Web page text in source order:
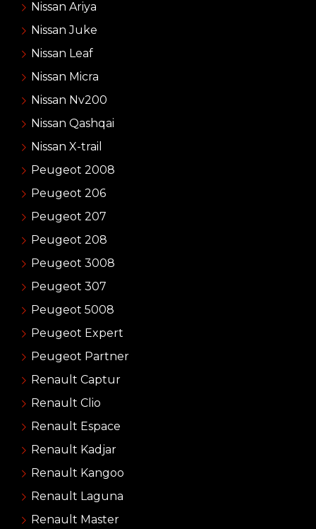
Nissan Ariya
Nissan Juke
Nissan Leaf
Nissan Micra
Nissan Nv200
Nissan Qashqai
Nissan X-trail
Peugeot 2008
Peugeot 206
Peugeot 207
Peugeot 208
Peugeot 3008
Peugeot 307
Peugeot 5008
Peugeot Expert
Peugeot Partner
Renault Captur
Renault Clio
Renault Espace
Renault Kadjar
Renault Kangoo
Renault Laguna
Renault Master